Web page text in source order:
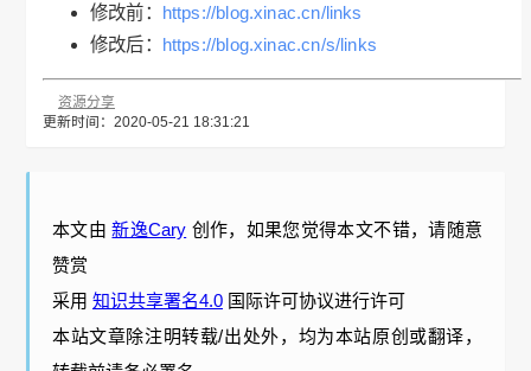
修改前： https://blog.xinac.cn/links
修改后： https://blog.xinac.cn/s/links
资源分享
更新时间：2020-05-21 18:31:21
本文由新逸Cary 创作，如果您觉得本文不错，请随意
赞赏
采用 知识共享署名4.0 国际许可协议进行许可
本站文章除注明转载/出处外，均为本站原创或翻译，